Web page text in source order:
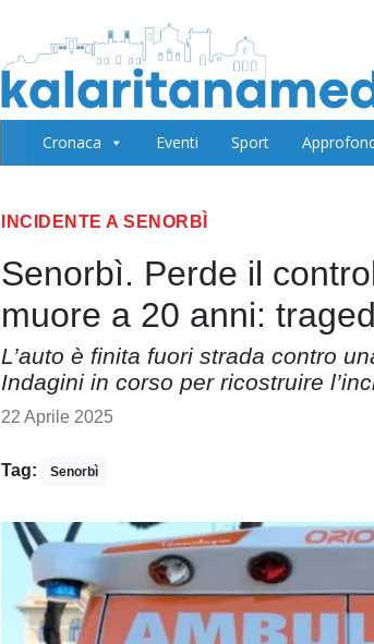
Cronaca Eventi Sport
INCIDENTE A SENORBÌ
Senorbì. Perde il
muore a 20 anni:
L’auto è finita fuori strada contro
Indagini in corso per ricostruire
22 Aprile 2025
Tag: Senorbì